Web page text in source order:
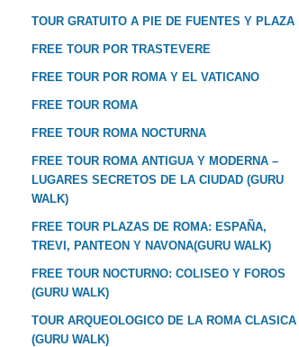
TOUR GRATUITO A PIE DE FUENTES Y PLAZA
FREE TOUR POR TRASTEVERE
FREE TOUR POR ROMA Y EL VATICANO
FREE TOUR ROMA
FREE TOUR ROMA NOCTURNA
FREE TOUR ROMA ANTIGUA Y MODERNA –
LUGARES SECRETOS DE LA CIUDAD (GURU
WALK)
FREE TOUR PLAZAS DE ROMA: ESPAÑA,
TREVI, PANTEON Y NAVONA(GURU WALK)
FREE TOUR NOCTURNO: COLISEO Y FOROS
(GURU WALK)
TOUR ARQUEOLOGICO DE LA ROMA CLASICA
(GURU WALK)